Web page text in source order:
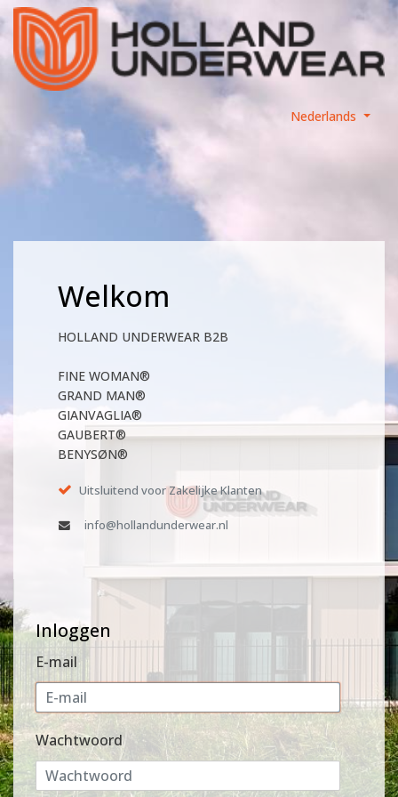
Nederlands
Welkom
HOLLAND UNDERWEAR B2B
FINE WOMAN®
GRAND MAN®
GIANVAGLIA®
GAUBERT®
BENYSØN®
Uitsluitend voor Zakelijke Klanten
info@hollandunderwear.nl
Inloggen
E-mail
Wachtwoord